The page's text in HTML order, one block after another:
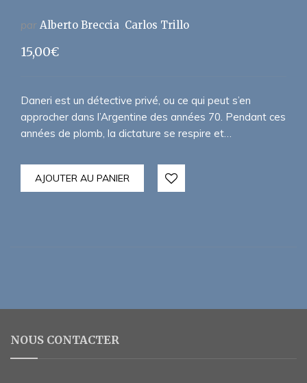
par Alberto Breccia Carlos Trillo
15,00€
Daneri est un détective privé, ou ce qui peut s’en
approcher dans l’Argentine des années 70. Pendant ces
années de plomb, la dictature se respire et…
AJOUTER AU PANIER
NOUS CONTACTER